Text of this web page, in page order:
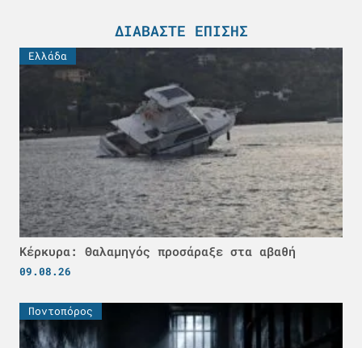
ΔΙΑΒΆΣΤΕ ΕΠΊΣΗΣ
Ελλάδα
Κέρκυρα: Θαλαμηγός προσάραξε στα αβαθή
09.08.26
Ποντοπόρος